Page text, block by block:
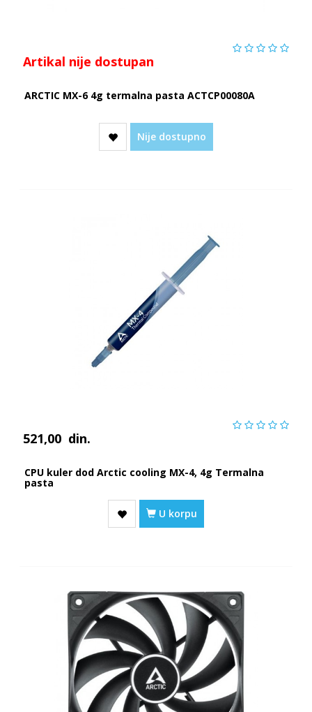
Artikal nije dostupan
ARCTIC MX-6 4g termalna pasta ACTCP00080A
Nije dostupno
521,00 din.
CPU kuler dod Arctic cooling MX-4, 4g Termalna
pasta
U korpu